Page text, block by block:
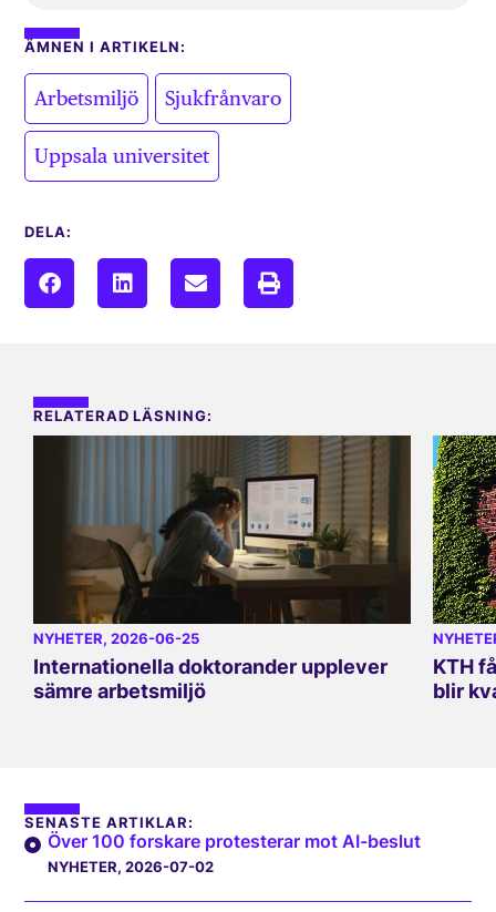
ÄMNEN I ARTIKELN:
Arbetsmiljö Sjukfrånvaro
Uppsala universitet
DELA:
RELATERAD LÄSNING:
NYHETER, 2026-06-25
Internationella doktorander upplever
sämre arbetsmiljö
KTH
blir
SENASTE ARTIKLAR:
Över 100 forskare protesterar mot AI-beslut
NYHETER, 2026-07-02